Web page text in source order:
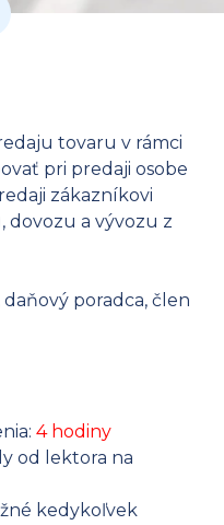
tovaru v rámci
pri predaji osobe
zákazníkovi
dovozu a vývozu z
daňový poradca, člen
4 hodiny
od lektora na
kedykoľvek